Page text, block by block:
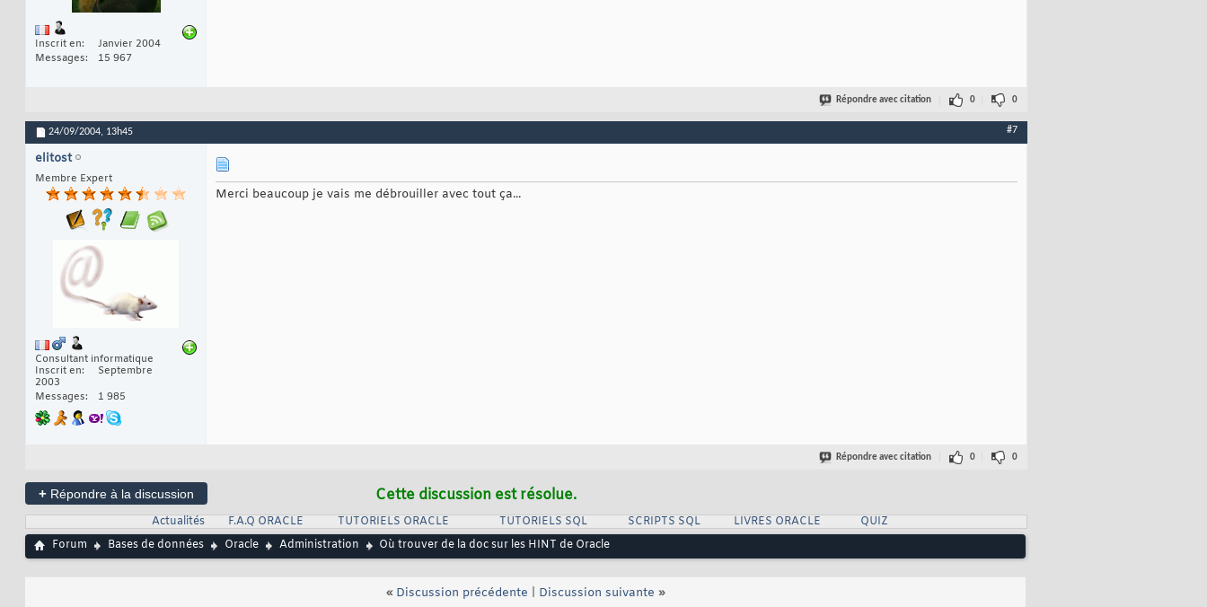
Inscrit en
Janvier 2004
Messages
15 967
Répondre avec citation 0 0
24/09/2004, 13h45 #7
elitost
Membre Expert
Consultant informatique
Inscrit en
Septembre
2003
Messages
1 985
Merci beaucoup je vais me débrouiller avec tout ça...
Répondre avec citation 0 0
+ Répondre à la discussion Cette discussion est résolue.
Actualités F.A.Q ORACLE TUTORIELS ORACLE TUTORIELS SQL SCRIPTS SQL LIVRES ORACLE
QUIZ
Forum
Bases de données Oracle Administration Où trouver de la doc sur les HINT de Oracle
« Discussion précédente Discussion suivante »